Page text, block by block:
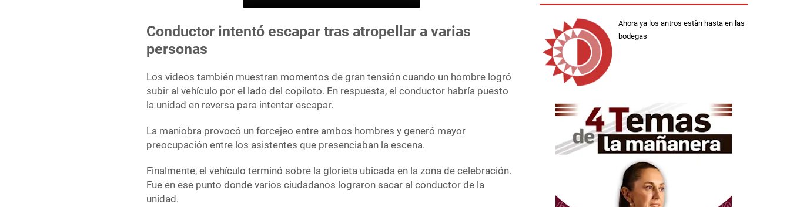
Conductor intentó escapar tras atropellar a varias
personas
Los videos también muestran momentos de gran tensión cuando un hombre logró
subir al vehículo por el lado del copiloto. En respuesta, el conductor habría puesto
la unidad en reversa para intentar escapar.
La maniobra provocó un forcejeo entre ambos hombres y generó mayor
preocupación entre los asistentes que presenciaban la escena.
Finalmente, el vehículo terminó sobre la glorieta ubicada en la zona de celebración.
Fue en ese punto donde varios ciudadanos lograron sacar al conductor de la
unidad.
Ahora ya los antros estàn hasta en las
bodegas